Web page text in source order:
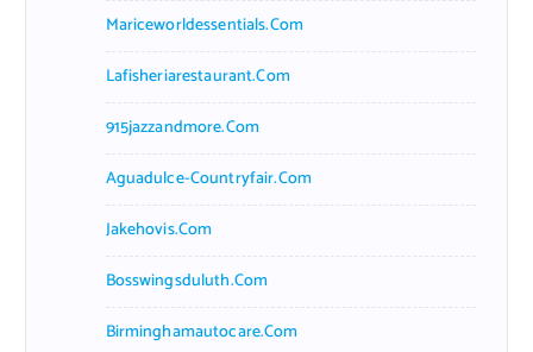
Mariceworldessentials.com
Lafisheriarestaurant.com
915jazzandmore.com
Aguadulce-Countryfair.com
Jakehovis.com
Bosswingsduluth.com
Birminghamautocare.com